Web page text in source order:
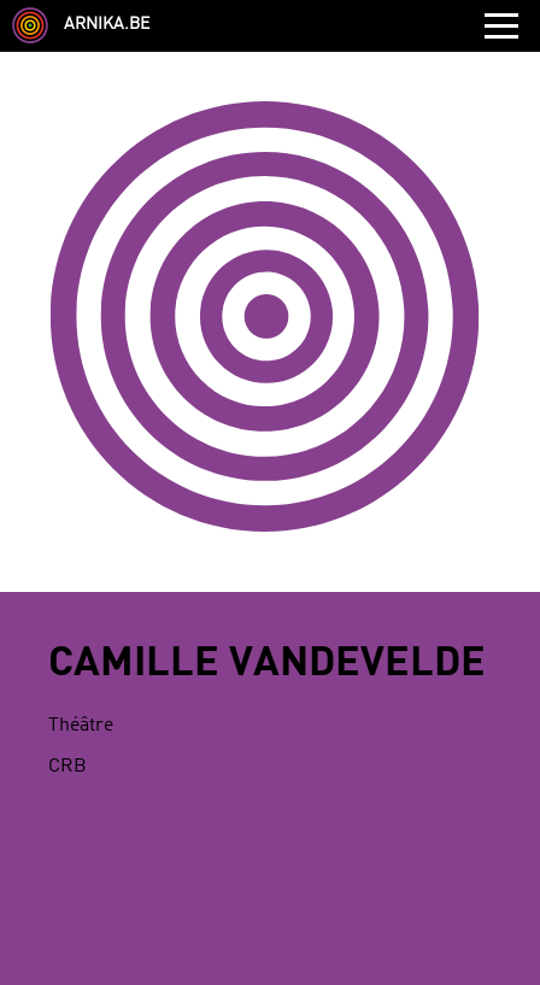
ARNIKA.BE
AUTRE COMPÉTENCE TYPE
LANGUES PARLÉES ÉCOLE
CHEVEUX TAILLE
CORPULENCE ANNÉE DE NAISSANCE
ANNULER LES FILTRES
CAMILLE VANDEVELDE
Théâtre
CRB